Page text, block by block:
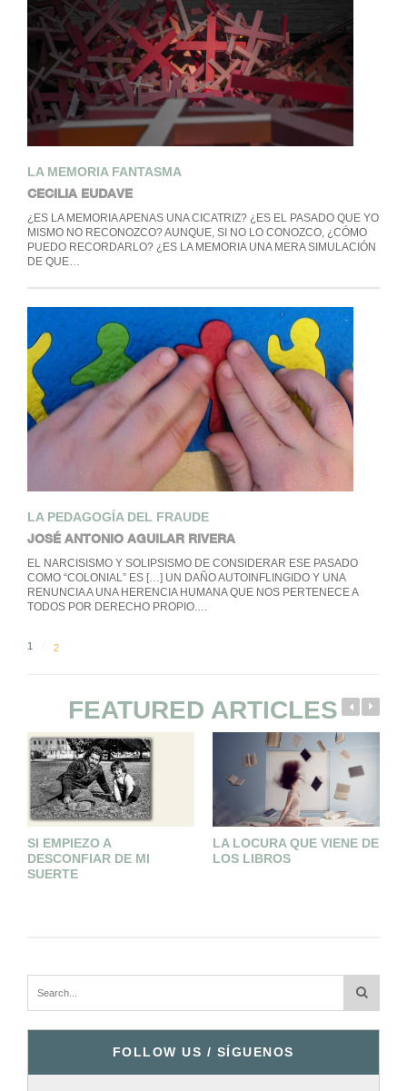
LA MEMORIA FANTASMA
CECILIA EUDAVE
¿ES LA MEMORIA APENAS UNA CICATRIZ? ¿ES EL PASADO QUE YO
MISMO NO RECONOZCO? AUNQUE, SI NO LO CONOZCO, ¿CÓMO
PUEDO RECORDARLO? ¿ES LA MEMORIA UNA MERA SIMULACIÓN
DE QUE…
LA PEDAGOGÍA DEL FRAUDE
JOSÉ ANTONIO AGUILAR RIVERA
EL NARCISISMO Y SOLIPSISMO DE CONSIDERAR ESE PASADO
COMO “COLONIAL” ES […] UN DAÑO AUTOINFLINGIDO Y UNA
RENUNCIA A UNA HERENCIA HUMANA QUE NOS PERTENECE A
TODOS POR DERECHO PROPIO.…
1 2
FEATURED ARTICLES
SI EMPIEZO A
DESCONFIAR DE MI
SUERTE
LA LOCURA QUE VIENE DE
LOS LIBROS
FOLLOW US / SÍGUENOS